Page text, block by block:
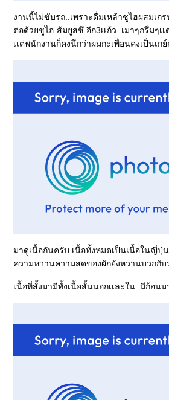
งานนี้ไม่ขับรถ..เพราะดื่มเหล้าชูไฮผสมเก
ต่อด้วยชูไฮ ส้มยูสซึ อีก3เเก้ว..เมาๆกรึ่มๆ
เเต่พนักงานก็คงนึกว่าผมกะเพื่อนคงเป็นเกย์
มาดูเนื้อกันครับ เนื้อทั้งหมดเป็นเนื้อในญี่ปุ่น
ความหวานความสดของผักยังหวานบวกกั
เนื้อที่สั้งมามีทั้งเนื้อสั้นนอกเเละใน..มีก้อน